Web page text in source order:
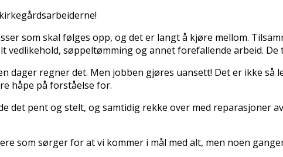
som skal følges opp, og det er langt å kjøre mellom.
vedlikehold, søppeltømming og annet forefallende arbeid.
dager regner det. Men jobben gjøres uansett! Det er ikke
håpe på forståelse for.
det pent og stelt, og samtidig rekke over med reparasjoner
som sørger for at vi kommer i mål med alt, men noen